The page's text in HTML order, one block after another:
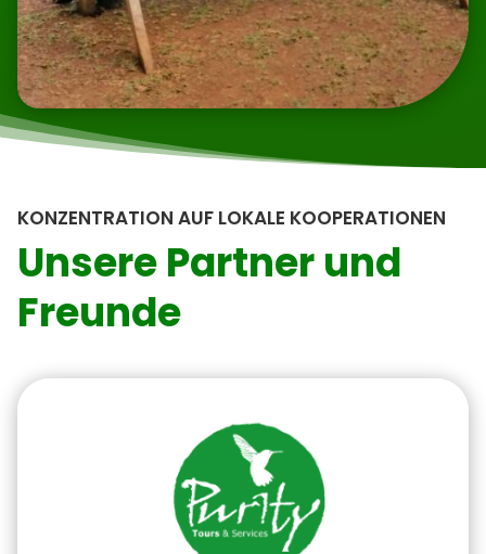
KONZENTRATION AUF LOKALE KOOPERATIONEN
Unsere Partner und
Freunde